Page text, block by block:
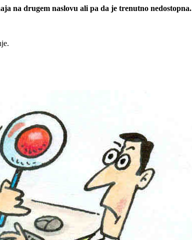
na drugem naslovu ali pa da je trenutno nedostopna.